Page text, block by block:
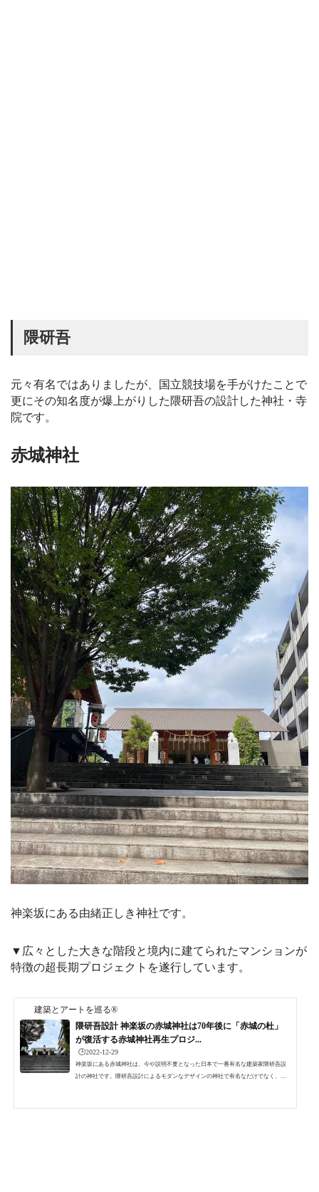
隈研吾
元々有名ではありましたが、国立競技場を手がけたことで
更にその知名度が爆上がりした隈研吾の設計した神社・寺
院です。
赤城神社
神楽坂にある由緒正しき神社です。
▼広々とした大きな階段と境内に建てられたマンションが
特徴の超長期プロジェクトを遂行しています。
建築とアートを巡る®
隈研吾設計 神楽坂の赤城神社は70年後に「赤城の杜」
が復活する赤城神社再生プロジ...
🕒️2022-12-29
神楽坂にある赤城神社は、今や説明不要となった日本で一番有名な建築家隈研吾設
計の神社です。隈研吾設計によるモダンなデザインの神社で有名なだけでなく、と